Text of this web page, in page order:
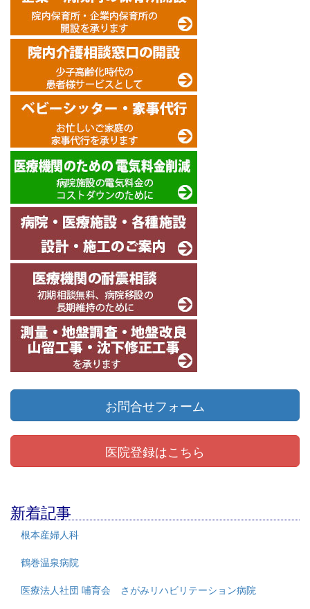
お問合せフォーム
医院登録はこちら
新着記事
根本産婦人科
鶴巻温泉病院
医療法人社団 哺育会 さがみリハビリテーション病院